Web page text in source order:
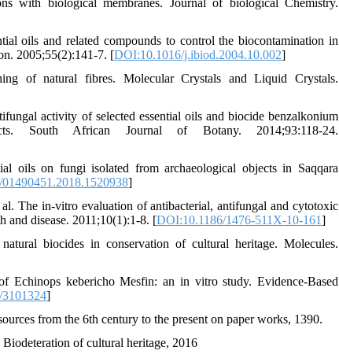
oils and related compounds to control the biocontamination in
2005;55(2):141-7. [DOI:10.1016/j.ibiod.2004.10.002]
of natural fibres. Molecular Crystals and Liquid Crystals.
activity of selected essential oils and biocide benzalkonium
South African Journal of Botany. 2014;93:118-24.
on fungi isolated from archaeological objects in Saqqara
]
The in-vitro evaluation of antibacterial, antifungal and cytotoxic
disease. 2011;10(1):1-8. [DOI:10.1186/1476-511X-10-161]
biocides in conservation of cultural heritage. Molecules.
kebericho Mesfin: an in vitro study. Evidence-Based
]
from the 6th century to the present on paper works, 1390.
of cultural heritage, 2016